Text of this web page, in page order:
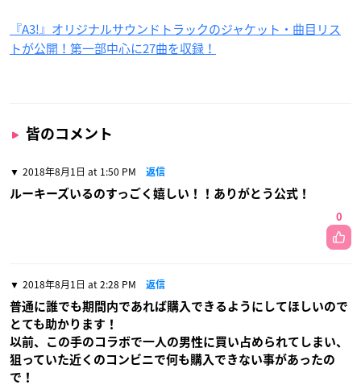
『A3!』オリジナルサウンドトラックのジャケット・曲目リス
トが公開！第一部中心に27曲を収録！
皆のコメント
2018年8月1日 at 1:50 PM 返信
ルーキーズいるのすっごく嬉しい！！ありがとう公式！
0
2018年8月1日 at 2:28 PM 返信
普通に誰でも期間内であれば購入できるようにしてほしいので
とても助かります！
以前、この手のコラボで一人の男性に買い占められてしまい、
狙っていた近くのコンビニで何も購入できない事があったの
で！